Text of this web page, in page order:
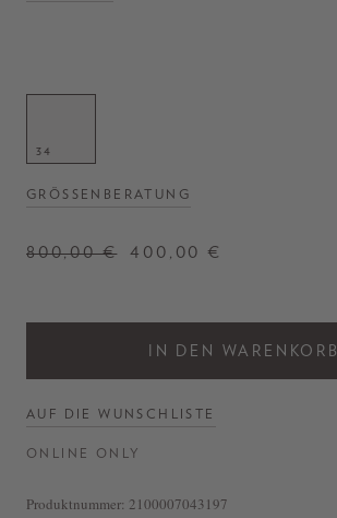
34
GRÖSSENBERATUNG
800,00 € 400,00 €
IN DEN WARENKORB
AUF DIE WUNSCHLISTE
ONLINE ONLY
Produktnummer: 2100007043197